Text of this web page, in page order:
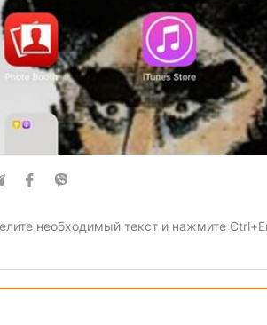
необходимый текст и нажмите